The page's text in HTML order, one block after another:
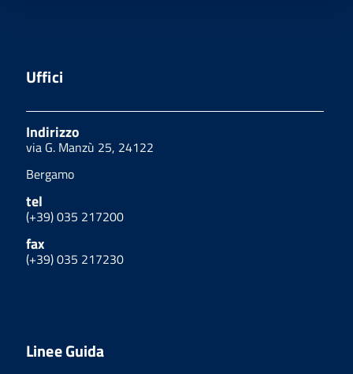
Uffici
Indirizzo
via G. Manzù 25, 24122
Bergamo
tel
(+39) 035 217200
fax
(+39) 035 217230
Linee Guida